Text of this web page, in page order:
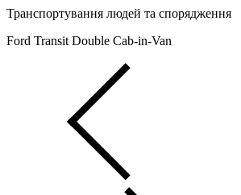
Транспортування людей та спорядження
Ford Transit Double Cab-in-Van